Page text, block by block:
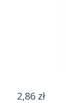
2,86 zł